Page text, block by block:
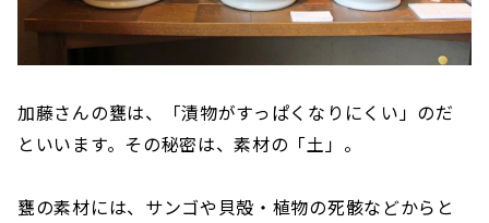
加藤さんの甕は、「漬物がすっぱくなりにくい」のだ
といいます。その秘密は、素材の「土」。
甕の素材には、サンゴや貝殻・植物の死骸などからと